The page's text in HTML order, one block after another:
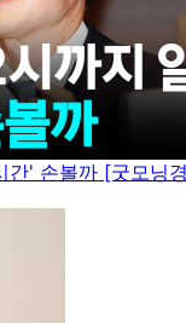
간' 손볼까 [굿모닝